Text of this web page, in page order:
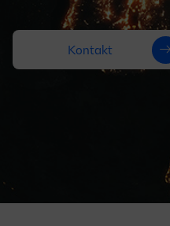
Kontakt